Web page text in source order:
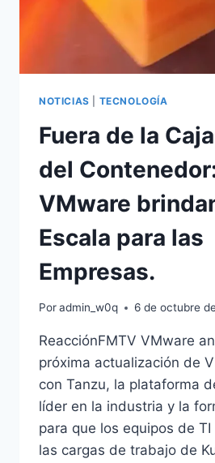
NOTICIAS TECNOLOGÍA
Fuera de la
del
VMware
Escala para las
Empresas.
Poradmin_w0q 6 de octubre
ReacciónFMTV VMware
próxima actualización de
con Tanzu, la plataforma
líder en la industria y la
para que los equipos de
las cargas de trabajo de